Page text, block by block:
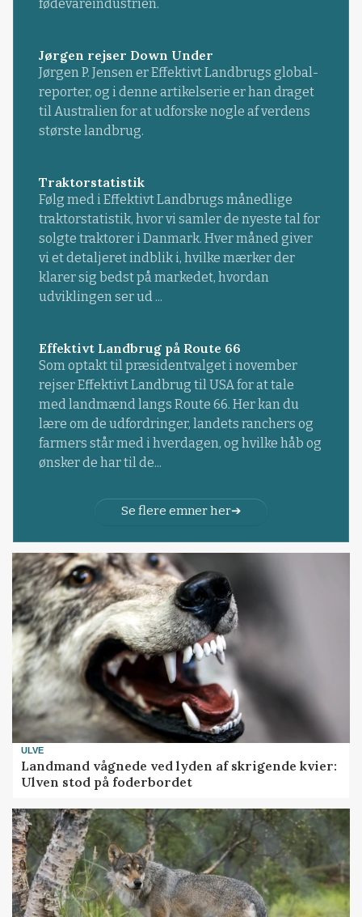
fødevareindustrien.
Jørgen rejser Down Under
Jørgen P. Jensen er Effektivt Landbrugs global-
reporter, og i denne artikelserie er han draget
til Australien for at udforske nogle af verdens
største landbrug.
Traktorstatistik
Følg med i Effektivt Landbrugs månedlige
traktorstatistik, hvor vi samler de nyeste tal for
solgte traktorer i Danmark. Hver måned giver
vi et detaljeret indblik i, hvilke mærker der
klarer sig bedst på markedet, hvordan
udviklingen ser ud ...
Effektivt Landbrug på Route 66
Som optakt til præsidentvalget i november
rejser Effektivt Landbrug til USA for at tale
med landmænd langs Route 66. Her kan du
lære om de udfordringer, landets ranchers og
farmers står med i hverdagen, og hvilke håb og
ønsker de har til de...
Se flere emner her
ULVE
Landmand vågnede ved lyden af skrigende kvier:
Ulven stod på foderbordet